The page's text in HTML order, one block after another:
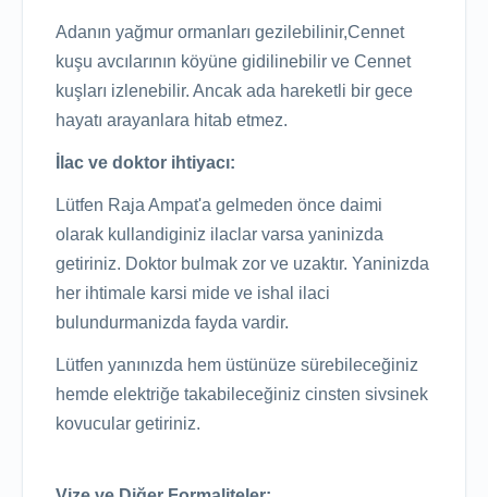
Adanın yağmur ormanları gezilebilinir,Cennet
kuşu avcılarının köyüne gidilinebilir ve Cennet
kuşları izlenebilir. Ancak ada hareketli bir gece
hayatı arayanlara hitab etmez.
İlac ve doktor ihtiyacı:
Lütfen Raja Ampat'a gelmeden önce daimi
olarak kullandiginiz ilaclar varsa yaninizda
getiriniz. Doktor bulmak zor ve uzaktır. Yaninizda
her ihtimale karsi mide ve ishal ilaci
bulundurmanizda fayda vardir.
Lütfen yanınızda hem üstünüze sürebileceğiniz
hemde elektriğe takabileceğiniz cinsten sivsinek
kovucular getiriniz.